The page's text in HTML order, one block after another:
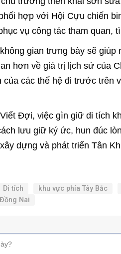
hợp với Hội Cựu chiến
vụ công tác tham quan,
gian trưng bày sẽ
hơn về giá trị lịch sử của
của các thế hệ đi trước trên
Đợi, việc gìn giữ di tích
lưu giữ ký ức, hun đúc
dựng và phát triển Tân
Di tích khu vực phía Tây Bắc
Nai